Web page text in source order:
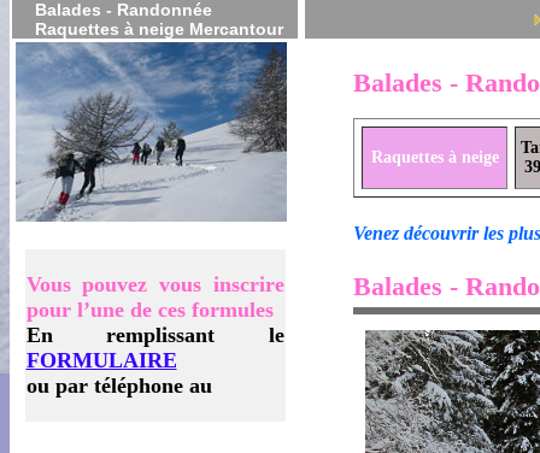
Balades - Randonnée
Raquettes à neige Mercantour
Vous pouvez vous inscrire
pour l’une de ces formules
En remplissant le
FORMULAIRE
ou par téléphone au
Balades -
Raquettes à neige
Venez découvrir les
Balades -